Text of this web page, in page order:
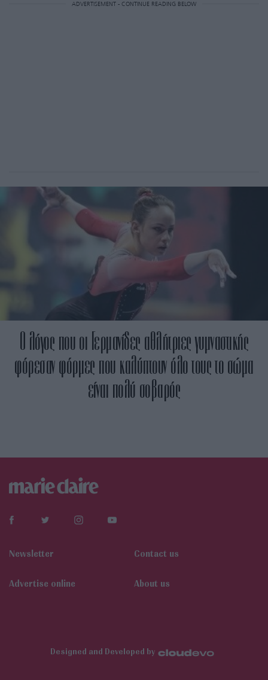
ADVERTISEMENT - CONTINUE READING BELOW
Ο λόγος που οι Γερμανίδες αθλήτριες γυμναστικής
φόρεσαν φόρμες που καλύπτουν όλο τους το σώμα
είναι πολύ σοβαρός
Newsletter Contact us
Αdvertise online About us
Designed and Developed by